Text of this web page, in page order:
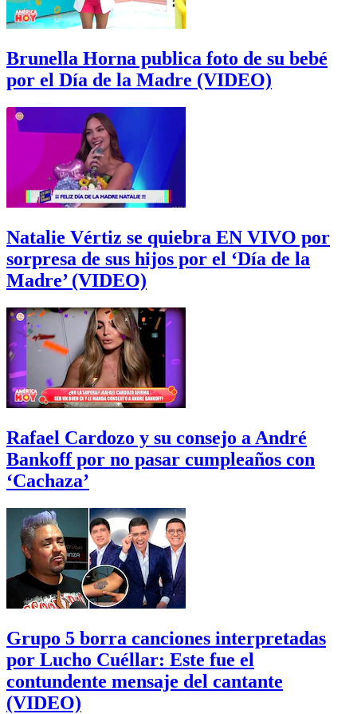
Brunella Horna publica foto de su bebé
por el Día de la Madre (VIDEO)
Natalie Vértiz se quiebra EN VIVO por
sorpresa de sus hijos por el ‘Día de la
Madre’ (VIDEO)
Rafael Cardozo y su consejo a André
Bankoff por no pasar cumpleaños con
‘Cachaza’
Grupo 5 borra canciones interpretadas
por Lucho Cuéllar: Este fue el
contundente mensaje del cantante
(VIDEO)